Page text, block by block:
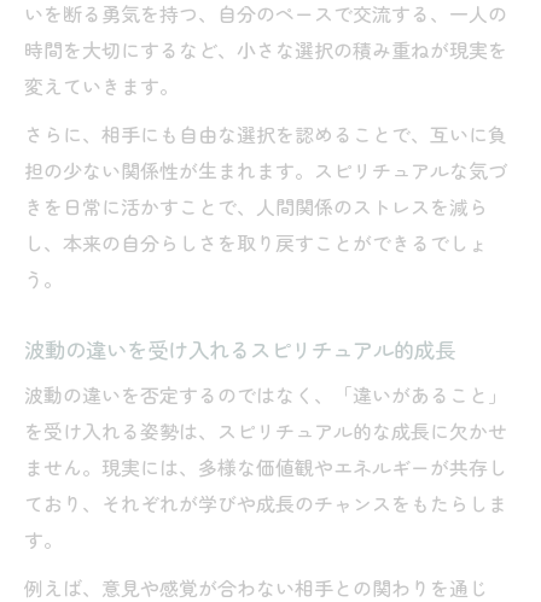
いを断る勇気を持つ、自分のペースで交流する、一人の
時間を大切にするなど、小さな選択の積み重ねが現実を
変えていきます。
さらに、相手にも自由な選択を認めることで、互いに負
担の少ない関係性が生まれます。スピリチュアルな気づ
きを日常に活かすことで、人間関係のストレスを減ら
し、本来の自分らしさを取り戻すことができるでしょ
う。
波動の違いを受け入れるスピリチュアル的成長
波動の違いを否定するのではなく、「違いがあること」
を受け入れる姿勢は、スピリチュアル的な成長に欠かせ
ません。現実には、多様な価値観やエネルギーが共存し
ており、それぞれが学びや成長のチャンスをもたらしま
す。
例えば、意見や感覚が合わない相手との関わりを通じ